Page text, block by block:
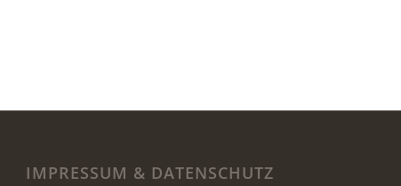
IMPRESSUM & DATENSCHUTZ